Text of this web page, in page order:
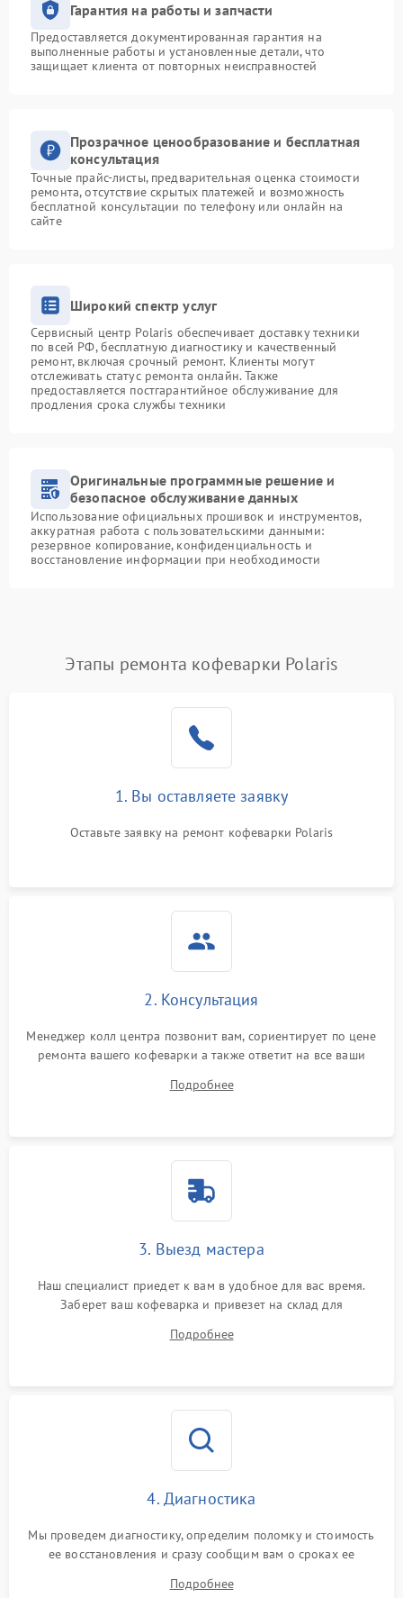
Гарантия на работы и запчасти
Предоставляется документированная гарантия на
выполненные работы и установленные детали, что
защищает клиента от повторных неисправностей
Прозрачное ценообразование и бесплатная
консультация
Точные прайс-листы, предварительная оценка стоимости
ремонта, отсутствие скрытых платежей и возможность
бесплатной консультации по телефону или онлайн на
сайте
Широкий спектр услуг
Сервисный центр Polaris обеспечивает доставку техники
по всей РФ, бесплатную диагностику и качественный
ремонт, включая срочный ремонт. Клиенты могут
отслеживать статус ремонта онлайн. Также
предоставляется постгарантийное обслуживание для
продления срока службы техники
Оригинальные программные решение и
безопасное обслуживание данных
Использование официальных прошивок и инструментов,
аккуратная работа с пользовательскими данными:
резервное копирование, конфиденциальность и
восстановление информации при необходимости
Этапы ремонта кофеварки Polaris
1. Вы оставляете заявку
Оставьте заявку на ремонт кофеварки Polaris
2. Консультация
Менеджер колл центра позвонит вам, сориентирует по цене
ремонта вашего кофеварки а также ответит на все ваши
Подробнее
3. Выезд мастера
Наш специалист приедет к вам в удобное для вас время.
Заберет ваш кофеварка и привезет на склад для
Подробнее
4. Диагностика
Мы проведем диагностику, определим поломку и стоимость
ее восстановления и сразу сообщим вам о сроках ее
Подробнее